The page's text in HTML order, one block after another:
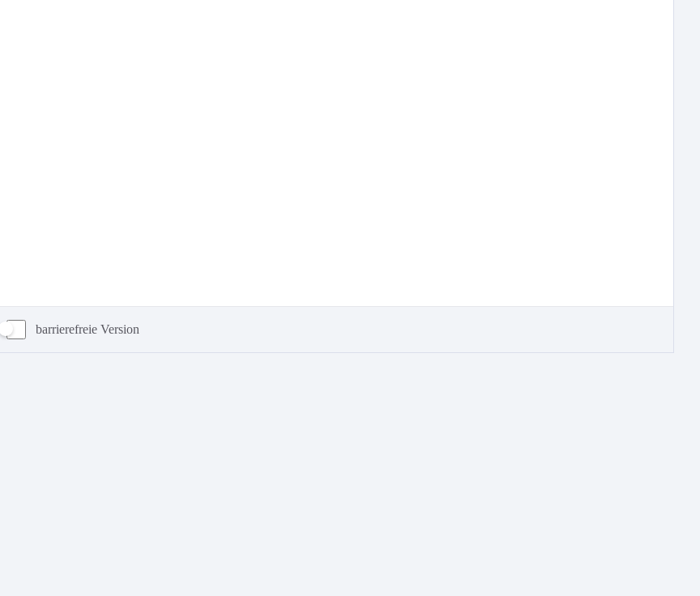
barrierefreie Version